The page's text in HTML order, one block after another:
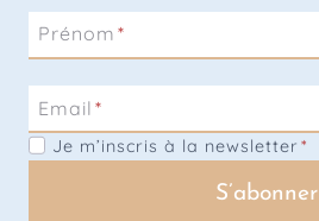
Prénom *
Email *
Je m’inscris à la newsletter *
S’abonner